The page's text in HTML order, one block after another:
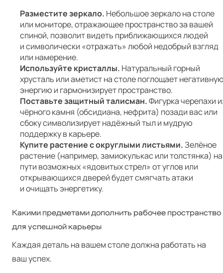
Разместите зеркало. Небольшое зеркало на столе
или мониторе, отражающее пространство за вашей
спиной, позволит видеть приближающихся людей
и символически «отражать» любой недобрый взгляд
или намерение.
Используйте кристаллы. Натуральный горный
хрусталь или аметист на столе поглощает
энергию и гармонизирует пространство.
Поставьте защитный талисман.Фигурка черепахи
чёрного камня (обсидиана, нефрита) позади вас или
сбоку символизирует надёжный тыл и мудрую
поддержку в карьере.
Купите растение с округлыми листьями.Зелёное
растение (например, замиокулькас или толстянка) на
пути возможных «ядовитых стрел» от углов или
открывающихся дверей будет смягчать атаки
и очищать энергетику.
Какими предметами дополнить рабочее пространство
для успешной карьеры
Каждая деталь на вашем столе должна работать на
ваш успех.